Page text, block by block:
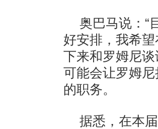
奥巴马说：“
好安排，我希
下来和罗姆尼
可能会让罗姆
的职务。
据悉，在本